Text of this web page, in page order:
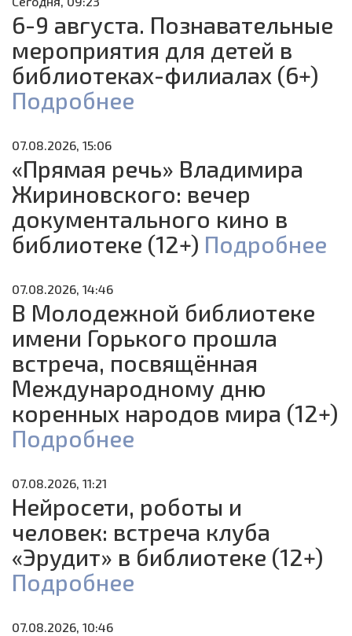
6-9 августа. Познавательные
мероприятия для детей в
библиотеках-филиалах (6+)
Подробнее
07.08.2026, 15:06
«Прямая речь» Владимира
Жириновского: вечер
документального кино в
библиотеке (12+) Подробнее
07.08.2026, 14:46
В Молодежной библиотеке
имени Горького прошла
встреча, посвящённая
Международному дню
коренных народов мира (12+)
Подробнее
07.08.2026, 11:21
Нейросети, роботы и
человек: встреча клуба
«Эрудит» в библиотеке (12+)
Подробнее
07.08.2026, 10:46